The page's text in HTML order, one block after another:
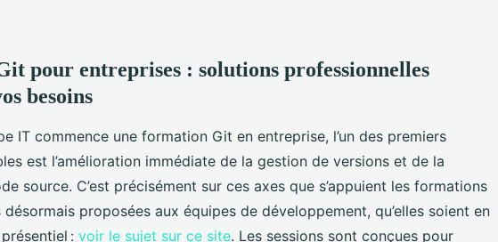
pour entreprises : solutions professionnelles
besoins
IT commence une formation Git en entreprise, l’un des premiers
est l’amélioration immédiate de la gestion de versions et de la
source. C’est précisément sur ces axes que s’appuient les formations
proposées aux équipes de développement, qu’elles soient en
: voir le sujet sur ce site. Les sessions sont conçues pour